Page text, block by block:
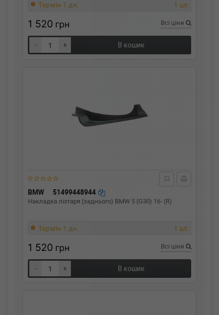
Термін 1 дн. 1 шт.
1 520 грн Всі ціни
- + В кошик
BMW 51499448944
Накладка ліхтаря (заднього) BMW 5 (G30) 16- (R)
Термін 1 дн. 1 шт.
1 520 грн Всі ціни
- + В кошик